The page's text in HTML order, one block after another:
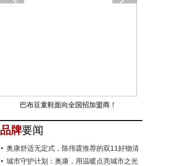
巴布豆童鞋面向全国招加盟商！
品牌要闻
奥康舒适无定式，陈伟霆推荐的双11好物清
单来了
城市守护计划：奥康，用温暖点亮城市之光